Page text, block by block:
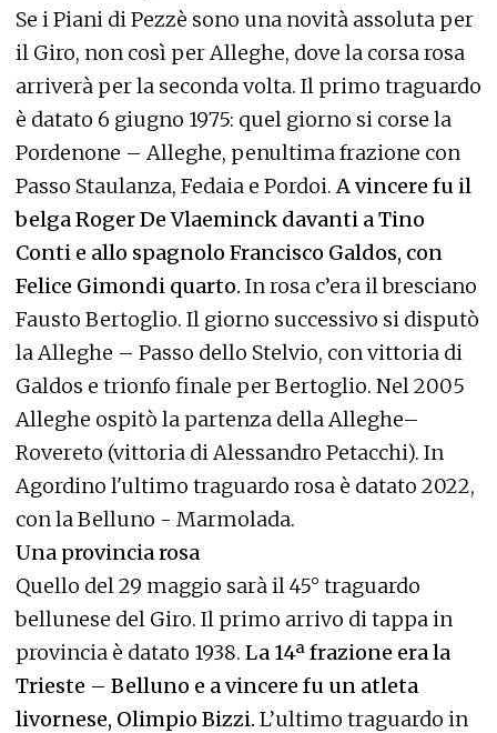
Se i Piani di Pezzè sono una novità assoluta per
il Giro, non così per Alleghe, dove la corsa rosa
arriverà per la seconda volta. Il primo traguardo
è datato 6 giugno 1975: quel giorno si corse la
Pordenone – Alleghe, penultima frazione con
Passo Staulanza, Fedaia e Pordoi.A vincere fu il
belga Roger De Vlaeminck davanti a Tino
Conti e allo spagnolo Francisco Galdos, con
Felice Gimondi quarto. In rosa c’era il bresciano
Fausto Bertoglio. Il giorno successivo si disputò
la Alleghe – Passo dello Stelvio, con vittoria di
Galdos e trionfo finale per Bertoglio. Nel 2005
Alleghe ospitò la partenza della Alleghe–
Rovereto (vittoria di Alessandro Petacchi). In
Agordino l'ultimo traguardo rosa è datato 2022,
con la Belluno - Marmolada.
Una provincia rosa
Quello del 29 maggio sarà il 45° traguardo
bellunese del Giro. Il primo arrivo di tappa in
provincia è datato 1938. La 14ª frazione era la
Trieste – Belluno e a vincere fu un atleta
livornese, Olimpio Bizzi. L’ultimo traguardo in